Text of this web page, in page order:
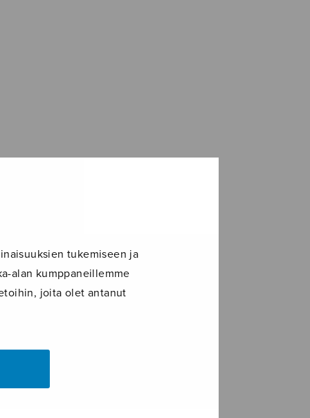
tukemiseen ja
alan kumppaneillemme
joita olet antanut